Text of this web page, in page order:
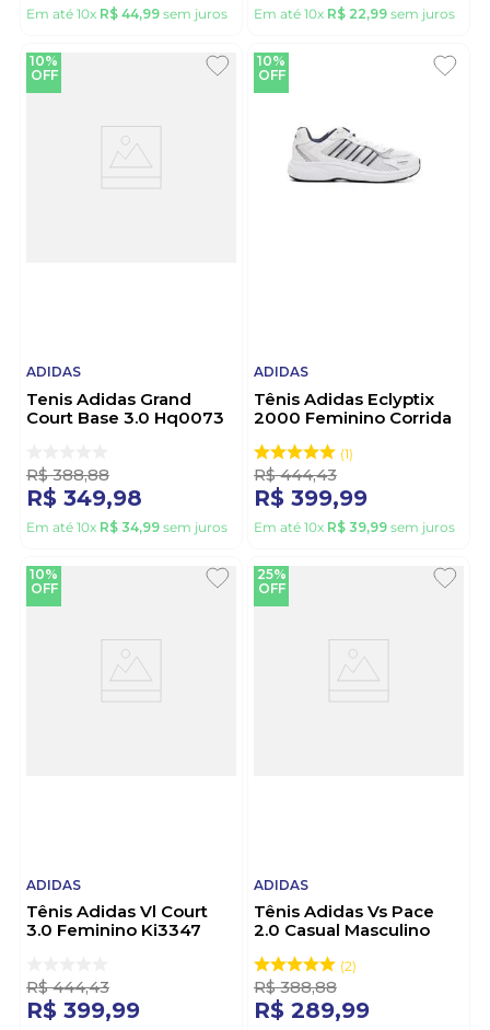
Em até 10x R$ 44,99 sem juros Em até 10x R$ 22,99 sem juros
10%
OFF
ADIDAS
Tenis Adidas Grand
Court Base 3.0 Hq0073
R$ 388,88
R$ 349,98
Em até 10x R$ 34,99 sem juros
10%
OFF
ADIDAS
Tênis Adidas Eclyptix
2000 Feminino Corrida
1
R$ 444,43
R$ 399,99
Em até 10x R$ 39,99 sem juros
10%
OFF
ADIDAS
Tênis Adidas Vl Court
3.0 Feminino Ki3347
R$ 444,43
R$ 399,99
25%
OFF
ADIDAS
Tênis Adidas Vs Pace
2.0 Casual Masculino
2
R$ 388,88
R$ 289,99